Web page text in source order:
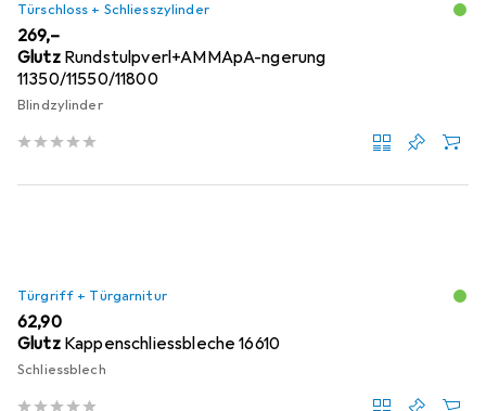
Türschloss + Schliesszylinder
EUR
269,–
Glutz Rundstulpverl+AMMApA-ngerung
11350/11550/11800
Blindzylinder
Türgriff + Türgarnitur
EUR
62,90
Glutz Kappenschliessbleche 16610
Schliessblech